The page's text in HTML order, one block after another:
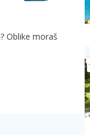
Oblike moraš